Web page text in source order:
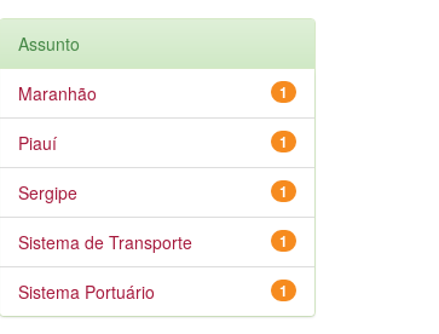
Assunto
1
Maranhão
1
Piauí
1
Sergipe
1
Sistema de Transporte
1
Sistema Portuário